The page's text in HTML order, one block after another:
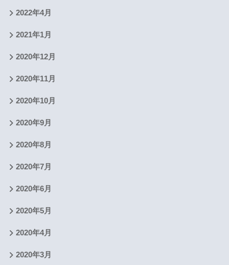
2022年4月
2021年1月
2020年12月
2020年11月
2020年10月
2020年9月
2020年8月
2020年7月
2020年6月
2020年5月
2020年4月
2020年3月